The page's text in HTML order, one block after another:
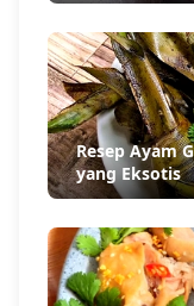
Resep Ayam
yang Eksotis